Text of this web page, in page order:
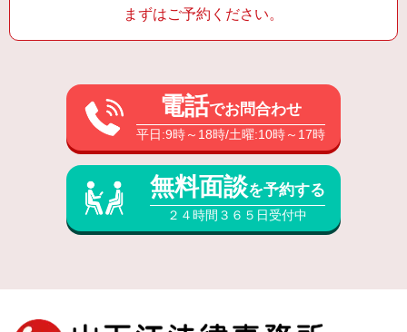
まずはご予約ください。
電話でお問合わせ
平日:9時～18時/土曜:10時～17時
無料面談を予約する
２４時間３６５日受付中